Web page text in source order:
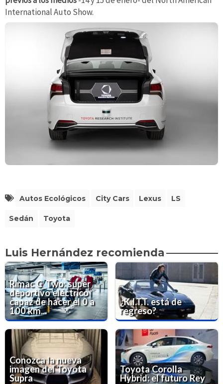
International Auto Show.
Autos Ecológicos City Cars Lexus LS
Sedán Toyota
Luis Hernández recomienda
Rimac C_Two: super
deportivo eléctrico
capaz de hacer el 0 a
100 km...
¿K.I.T.T. está de
regreso?
Conozca la nueva
imagen del Toyota
Supra
Toyota Corolla
Hybrid: el futuro Rey